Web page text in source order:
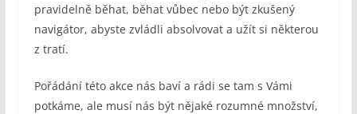
pravidelně běhat, běhat vůbec nebo být zkušený
navigátor, abyste zvládli absolvovat a užít si některou
z tratí.
Pořádání této akce nás baví a rádi se tam s Vámi
potkáme, ale musí nás být nějaké rozumné množství,